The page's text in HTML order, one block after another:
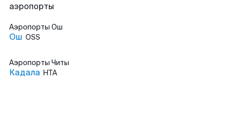
аэропорты
Аэропорты Ош
Ош OSS
Аэропорты Читы
Кадала HTA